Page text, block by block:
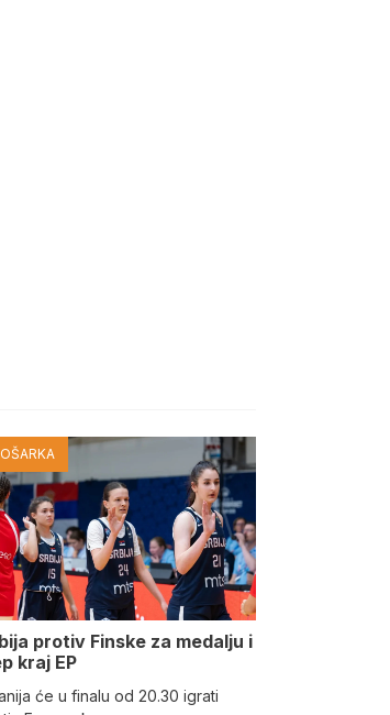
protiv Finske za medalju i
kraj EP
će u finalu od 20.30 igrati